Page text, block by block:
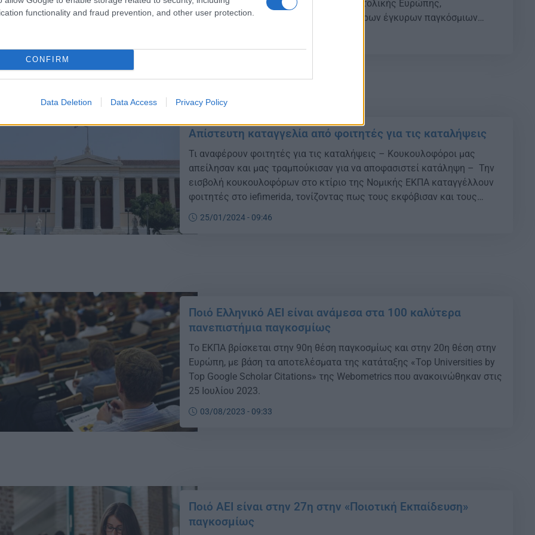
functionality and fraud prevention, and other user protection.
CONFIRM
Data Deletion Data Access Privacy Policy
όλων των πανεπιστημίων της Νοτιοανατολικής Ευρώπης,
επιβεβαιώνουν τα αποτελέσματα τεσσάρων έγκυρων παγκόσμιων
Απίστευτη καταγγελία από φοιτητές για τις καταλήψεις
Τι αναφέρουν φοιτητές για τις καταλήψεις – Κουκουλοφόροι μας
απείλησαν και μας τραμπούκισαν για να αποφασιστεί κατάληψη – Την
εισβολή κουκουλοφόρων στο κτίριο της Νομικής ΕΚΠΑ καταγγέλλουν
φοιτητές στο iefimerida, τονίζοντας πως τους εκφόβισαν και τους
απείλησαν για να αποφασιστεί κατάληψη από τη Γενική Συνέλευση.
Ειδικότερα, φοιτητής ανέφερε στο iefimerida: «Είμαι φοιτητής της
25/01/2024 - 09:46
Ποιό Ελληνικό ΑΕΙ είναι ανάμεσα στα 100 καλύτερα
πανεπιστήμια παγκοσμίως
Το ΕΚΠΑ βρίσκεται στην 90η θέση παγκοσμίως και στην 20η θέση στην
Ευρώπη, με βάση τα αποτελέσματα της κατάταξης «Top Universities by
Top Google Scholar Citations» της Webometrics που ανακοινώθηκαν στις
25 Ιουλίου 2023.
03/08/2023 - 09:33
Ποιό ΑΕΙ είναι στην 27η στην «Ποιοτική Εκπαίδευση»
παγκοσμίως